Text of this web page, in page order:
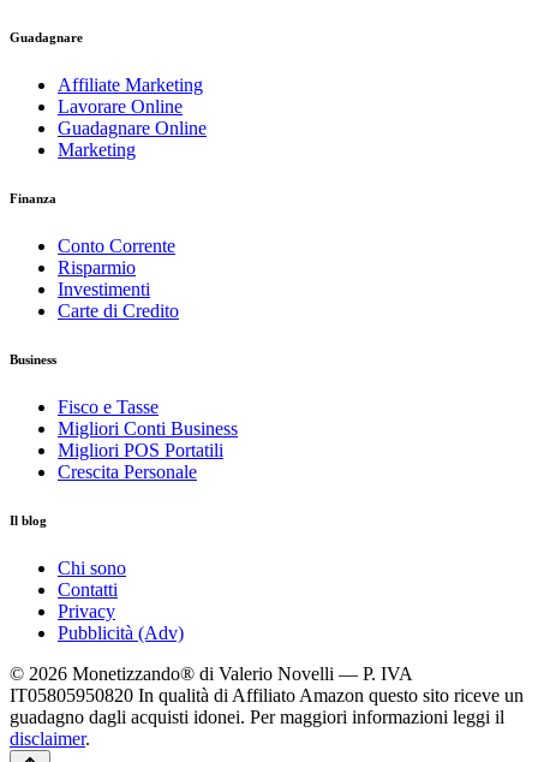
Guadagnare
Affiliate Marketing
Lavorare Online
Guadagnare Online
Marketing
Finanza
Conto Corrente
Risparmio
Investimenti
Carte di Credito
Business
Fisco e Tasse
Migliori Conti Business
Migliori POS Portatili
Crescita Personale
Il blog
Chi sono
Contatti
Privacy
Pubblicità (Adv)
© 2026 Monetizzando® di Valerio Novelli — P. IVA
IT05805950820 In qualità di Affiliato Amazon questo sito riceve un
guadagno dagli acquisti idonei. Per maggiori informazioni leggi il
disclaimer.